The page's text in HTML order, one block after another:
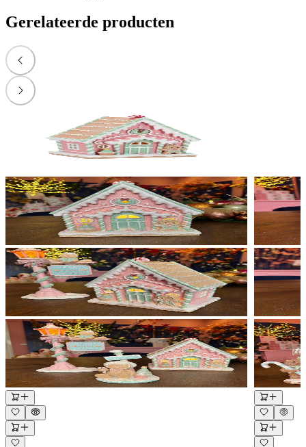
Gerelateerde producten